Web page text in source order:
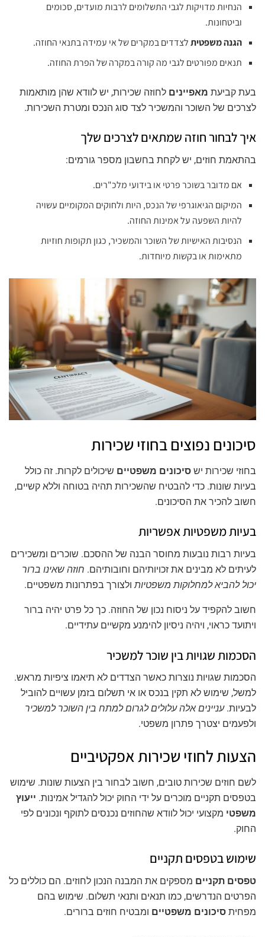
הנחיות מדויקות לגבי התשלומים לרבות מועדים, סכומים
וביטחונות.
הגנה משפטיתלצדדים במקרים של אי עמידה בתנאי החוזה.
תנאים מפורטים לגבי מה קורה במקרה של הפרת החוזה.
בעת קביעת מאפיינים לחוזה שכירות, יש לוודא שהן מותאמות
לצרכים של השוכר והמשכיר לצד סוג הנכס ומטרת השכירות.
איך לבחור חוזה שמתאים לצרכים שלך
בהתאמת חוזים, יש לקחת בחשבון מספר גורמים:
אם מדובר בשוכר פרטי או בידועי מלכ"רים.
המיקום הגיאוגרפי של הנכס, היות ולחוקים המקומיים עשויה
להיות השפעה על אמינות החוזה.
הנסיבות האישיות של השוכר והמשכיר, כגון תקופות חוזיות
מתאימות או בקשות מיוחדות.
סיכונים נפוצים בחוזי שכירות
בחוזי שכירות יש סיכונים משפטיים שיכולים לקרות. זה כולל
בעיות שונות. כדי להבטיח שהשכירות תהיה בטוחה וללא קשיים,
חשוב להכיר את הסיכונים.
בעיות משפטיות אפשריות
בעיות רבות נובעות מחוסר הבנה של ההסכם. שוכרים ומשכירים
לעיתים לא מבינים את זכויותיהם וחובותיהם. חוזה שאינו ברור
יכול להביא למחלוקות משפטיותולצורך בפתרונות משפטיים.
חשוב להקפיד על ניסוח נכון של החוזה. כך כל פרט יהיה ברור
ויתועד כראוי, ויהיה ניסיון להימנע מקשיים עתידיים.
הסכמות שגויות בין שוכר למשכיר
הסכמות שגויות נוצרות כאשר הצדדים לא תיאמו ציפיות מראש.
למשל, שימוש לא תקין בנכס או אי תשלום בזמן עשויים להוביל
לבעיות.עניינים אלה עלולים לגרום למתח בין השוכר למשכיר
ולפעמים יצטרך פתרון משפטי.
הצעות לחוזי שכירות אפקטיביים
לשם חוזים שכירות טובים, חשוב לבחור בין הצעות שונות. שימוש
בטפסים תקניים מוכרים על ידי החוק יכול להגדיל אמינות. ייעוץ
משפטי מקצועי יכול לוודא שהחוזים נכנסים לתוקף ונכונים לפי
החוק.
שימוש בטפסים תקניים
טפסים תקניים מספקים את המבנה הנכון לחוזים. הם כוללים כל
הפרטים הנדרשים, כמו תנאים ותנאי תשלום. שימוש בהם
מפחית סיכונים משפטיים ומבטיח חוזים ברורים.